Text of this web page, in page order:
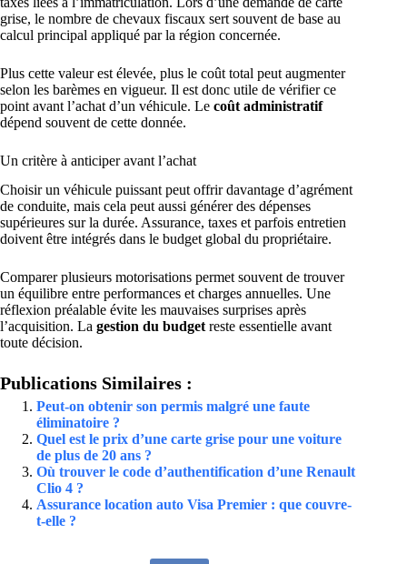
grise, le nombre de chevaux fiscaux sert souvent de base au
calcul principal appliqué par la région concernée.
Plus cette valeur est élevée, plus le coût total peut augmenter
selon les barèmes en vigueur. Il est donc utile de vérifier ce
point avant l’achat d’un véhicule. Le coût administratif
dépend souvent de cette donnée.
Un critère à anticiper avant l’achat
Choisir un véhicule puissant peut offrir davantage d’agrément
de conduite, mais cela peut aussi générer des dépenses
supérieures sur la durée. Assurance, taxes et parfois entretien
doivent être intégrés dans le budget global du propriétaire.
Comparer plusieurs motorisations permet souvent de trouver
un équilibre entre performances et charges annuelles. Une
réflexion préalable évite les mauvaises surprises après
l’acquisition. La gestion du budget reste essentielle avant
toute décision.
Publications Similaires :
Peut-on obtenir son permis malgré une faute
éliminatoire ?
Quel est le prix d’une carte grise pour une voiture
de plus de 20 ans ?
Où trouver le code d’authentification d’une Renault
Clio 4 ?
Assurance location auto Visa Premier : que couvre-
t-elle ?